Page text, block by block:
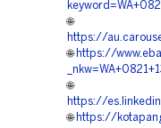
🌐
https://
🌐 https://
🌐
https://
🌐 https://